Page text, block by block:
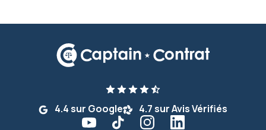
4.4 sur Google 4.7 sur Avis Vérifiés